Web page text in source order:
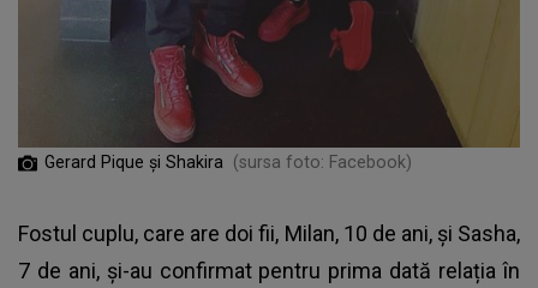
Gerard Pique și Shakira (sursa foto: Facebook)
Fostul cuplu, care are doi fii, Milan, 10 de ani, și Sasha,
7 de ani, și-au confirmat pentru prima dată relația în